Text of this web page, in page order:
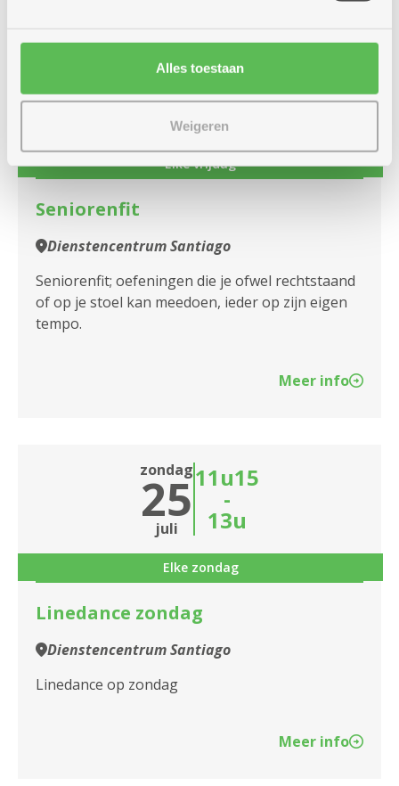
Alles toestaan
Weigeren
vrijdag
23
juli
10u
-
11u
Elke vrijdag
Seniorenfit
Dienstencentrum Santiago
Seniorenfit; oefeningen die je ofwel rechtstaand
of op je stoel kan meedoen, ieder op zijn eigen
tempo.
Meer info
zondag
25
juli
11u15
-
13u
Elke zondag
Linedance zondag
Dienstencentrum Santiago
Linedance op zondag
Meer info